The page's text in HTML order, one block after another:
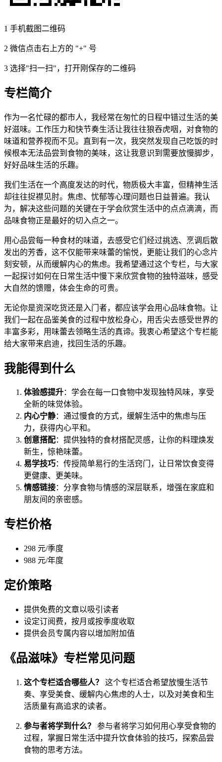
1 手机截图二维码
2 微信点击右上方的 "+" 号
3 选择"扫一扫"，打开刚保存的二维码
专栏简介
作为一名忙碌的都市人，我经常在匆忙的日程中错过生活的美
好滋味。工作压力和快节奏生活让我往往狼吞虎咽，对食物的
味道和营养视而不见。直到有一次，我突然发现自己吃饭的时
候根本无法品尝到食物的美味，这让我意识到需要放慢脚步，
好好品味生活的乐趣。
我们生活在一个高度发达的时代，物质极大丰富，但精神生活
却往往捉襟见肘。焦虑、忧郁等心理问题也日益普遍。我认
为，解决这些问题的关键在于学会欣赏生活中的点点滴滴，而
品味食物正是最好的切入点之一。
用心品尝每一种食材的味道，去感受它们经过挑选、烹调后散
发出的芳香，这不仅能带来味蕾的愉悦，更能让我们的心念片
刻安顿，从而缓解内心的焦虑。我希望通过这个专栏，与大家
一起探讨如何在日常生活中慢下来欣赏食物的独特滋味，感受
大自然的馈赠，体会生命的可贵。
无论你是资深吃货还是入门者，都应该学会用心品味食物。让
我们一起在品鉴美食的过程中放松身心，用舌尖去感受世界的
丰富多彩，用味蕾去领略生活的真谛。我衷心希望这个专栏能
给大家带来启迪，找回生活的乐趣。
我能得到什么
体验感提升：学会在每一口食物中发现独特风味，享受
全新的味觉体验。
内心宁静：通过慢食的方式，缓解生活中的焦虑与压
力，获得内心平和。
创意搭配：提供独特的食材搭配灵感，让你的料理焕发
新生，惊艳味蕾。
易学技巧：传授简单易行的生活窍门，让日常饮食变得
更健康、更美味。
情感链接：分享食物与情感的深层联系，增强在家庭和
朋友间的亲密感。
专栏价格
298 元/季度
988 元/年度
定价策略
提供免费的文章以吸引读者
设定订阅费，按月或按季度收取
提供会员专属内容以增加附加值
《品滋味》专栏常见问题
这个专栏适合哪些人？
这个专栏适合希望放慢生活节
奏、享受美食、缓解内心焦虑的人士，以及对美食和生
活质量有高追求的读者。
参与者将学到什么？
参与者将学习如何用心享受食物的
过程，掌握日常生活中提升饮食体验的技巧，探索品尝
食物的思考方法。